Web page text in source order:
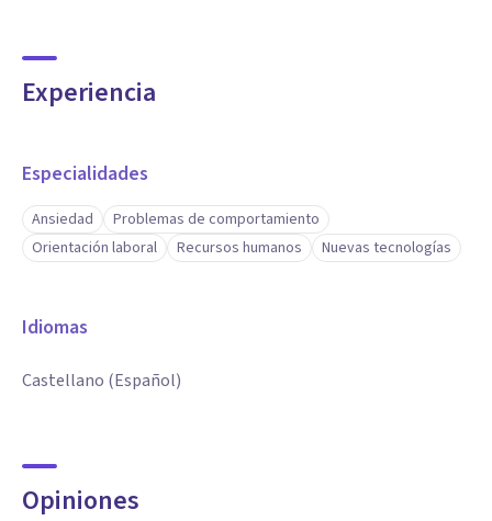
Experiencia
Especialidades
Ansiedad
Problemas de comportamiento
Orientación laboral
Recursos humanos Nuevas tecnologías
Idiomas
Castellano (Español)
Opiniones